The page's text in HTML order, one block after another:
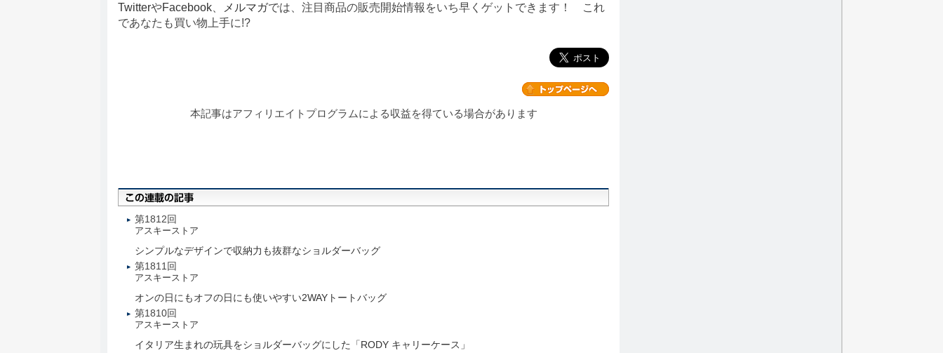
TwitterやFacebook メルマガでは、注目商品の販売開始情報をいち早くゲットできます！ これ
であなたも買い物上手に!?
本記事はアフィリエイトプログラムによる収益を得ている場合があります
第1812回
アスキーストア
シンプルなデザインで収納力も抜群なショルダーバッグ
第1811回
アスキーストア
オンの日にもオフの日にも使いやすい2WAYトートバッグ
第1810回
アスキーストア
イタリア生まれの玩具をショルダーバッグにした「RODY キャリーケース」